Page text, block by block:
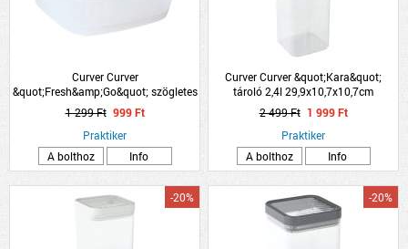
Curver Curver
&quot;Fresh&amp;Go&quot; szögletes
ételtartó szett 3x0,8l 11x15,5x15,5cm
műanyag
1 299 Ft 999 Ft
Praktiker
A bolthoz
Info
Curver Curver &quot;Kara&quot;
tároló 2,4l 29,9x10,7x10,7cm
műanyag
2 499 Ft 1 999 Ft
Praktiker
A bolthoz
Info
-20% -20%